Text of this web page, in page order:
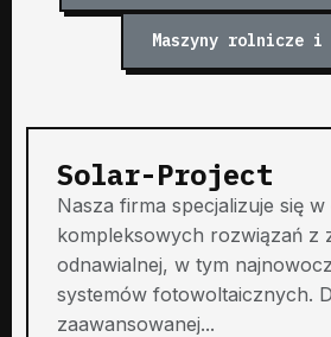
Maszyny rolnicze i
Solar-Project
Nasza firma specjalizuje się
kompleksowych rozwiązań z
odnawialnej, w tym
systemów fotowoltaicznych.
zaawansowanej...